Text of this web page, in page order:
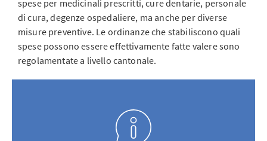
spese per medicinali prescritti, cure dentarie, personale
di cura, degenze ospedaliere, ma anche per diverse
misure preventive. Le ordinanze che stabiliscono quali
spese possono essere effettivamente fatte valere sono
regolamentate a livello cantonale.